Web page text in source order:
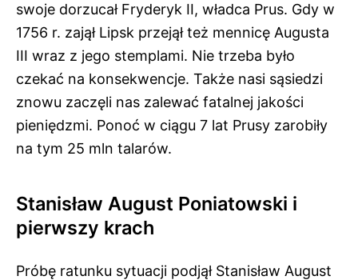
swoje dorzucał Fryderyk II, władca Prus. Gdy w
1756 r. zajął Lipsk przejął też mennicę Augusta
III wraz z jego stemplami. Nie trzeba było
czekać na konsekwencje. Także nasi sąsiedzi
znowu zaczęli nas zalewać fatalnej jakości
pieniędzmi. Ponoć w ciągu 7 lat Prusy zarobiły
na tym 25 mln talarów.
Stanisław August Poniatowski i
pierwszy krach
Próbę ratunku sytuacji podjął Stanisław August